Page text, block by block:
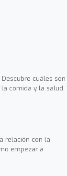
cuáles son
comida y la salud.
relación con la
empezar a